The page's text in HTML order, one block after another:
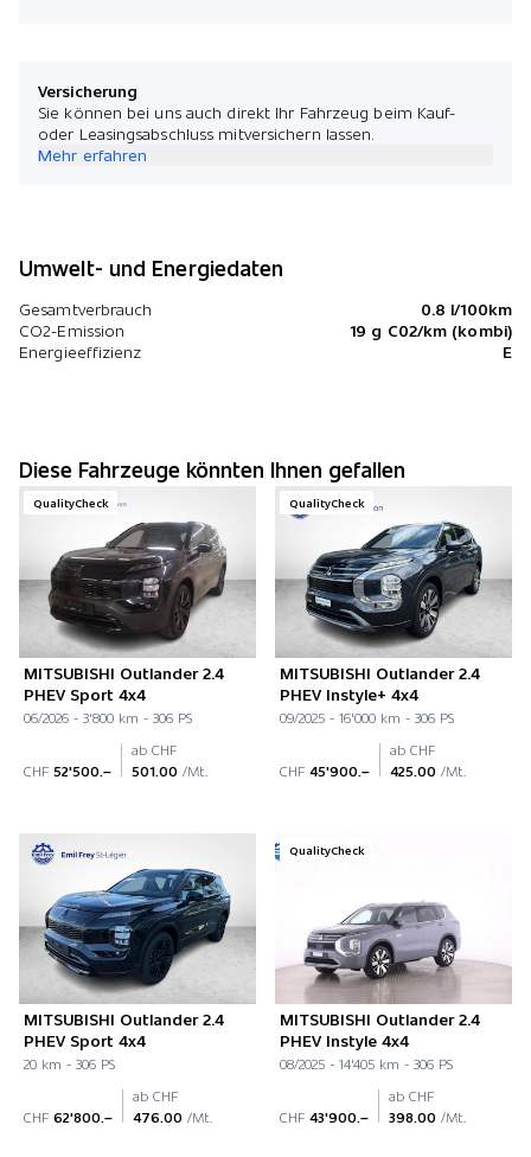
Versicherung
Sie können bei uns auch direkt Ihr Fahrzeug beim Kauf-
oder Leasingsabschluss mitversichern lassen.
Mehr erfahren
Umwelt- und Energiedaten
Gesamtverbrauch
0.8 l/100km
CO2-Emission
19 g C02/km (kombi)
Energieeffizienz
E
Diese Fahrzeuge könnten Ihnen gefallen
QualityCheck
MITSUBISHI Outlander 2.4
PHEV Sport 4x4
06/2026 - 3'800 km - 306 PS
CHF 52'500.–
ab CHF
501.00 /Mt.
QualityCheck
MITSUBISHI Outlander 2.4
PHEV Instyle+ 4x4
09/2025 - 16'000 km - 306 PS
CHF 45'900.–
ab CHF
425.00 /Mt.
MITSUBISHI Outlander 2.4
PHEV Sport 4x4
20 km - 306 PS
CHF 62'800.–
ab CHF
476.00 /Mt.
QualityCheck
MITSUBISHI Outlander 2.4
PHEV Instyle 4x4
08/2025 - 14'405 km - 306 PS
CHF 43'900.–
ab CHF
398.00 /Mt.